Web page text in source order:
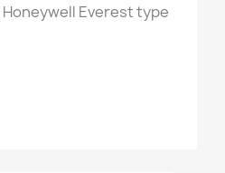
Everest type